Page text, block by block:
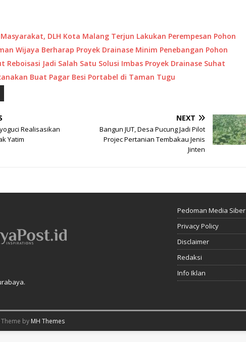
DLH Kota Malang Terjun Lakukan Perempesan Pohon
Wijaya Berharap Proyek Drainase Minim Penebangan Pohon
Reboisasi Jadi Salah Satu Solusi Imbas Proyek Drainase Suhat
Buat Pagar Besi Portabel di Taman Tugu
Realisasikan
Yatim
NEXT
Bangun JUT, Desa Pucung Jadi Pilot
Projec Pertanian Tembakau Jenis
Jinten
Pedoman Media Siber
Privacy Policy
Disclaimer
Redaksi
Info Iklan
by MH Themes